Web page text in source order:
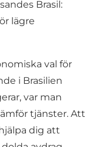
Brasil:
lägre
val för
i Brasilien
var man
tjänster. Att
dig att